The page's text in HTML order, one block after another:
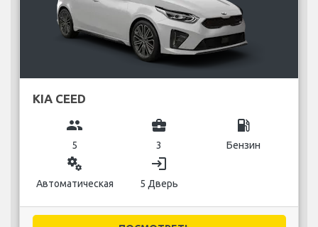
KIA CEED
group
5
business_center
3
local_gas_station
Бензин
miscellaneous_services
Автоматическая
login
5 Дверь